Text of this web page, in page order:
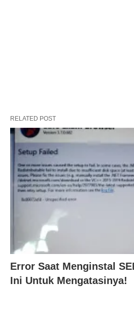
RELATED POST
Error Saat Menginstal
Ini Untuk Mengatasinya!